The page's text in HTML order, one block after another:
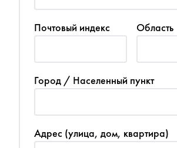
Почтовый индекс Область
Город / Населенный пункт
Адрес (улица, дом, квартира)